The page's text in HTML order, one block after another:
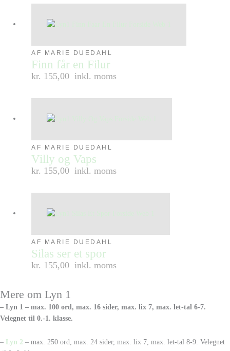
AF MARIE DUEDAHL
Finn får en Filur
kr. 155,00 inkl. moms
AF MARIE DUEDAHL
Villy og Vaps
kr. 155,00 inkl. moms
AF MARIE DUEDAHL
Silas ser et spor
kr. 155,00 inkl. moms
Mere om Lyn 1
– Lyn 1 – max. 100 ord, max. 16 sider, max. lix 7, max. let-tal 6-7.
Velegnet til 0.-1. klasse.
– Lyn 2 – max. 250 ord, max. 24 sider, max. lix 7, max. let-tal 8-9. Velegnet